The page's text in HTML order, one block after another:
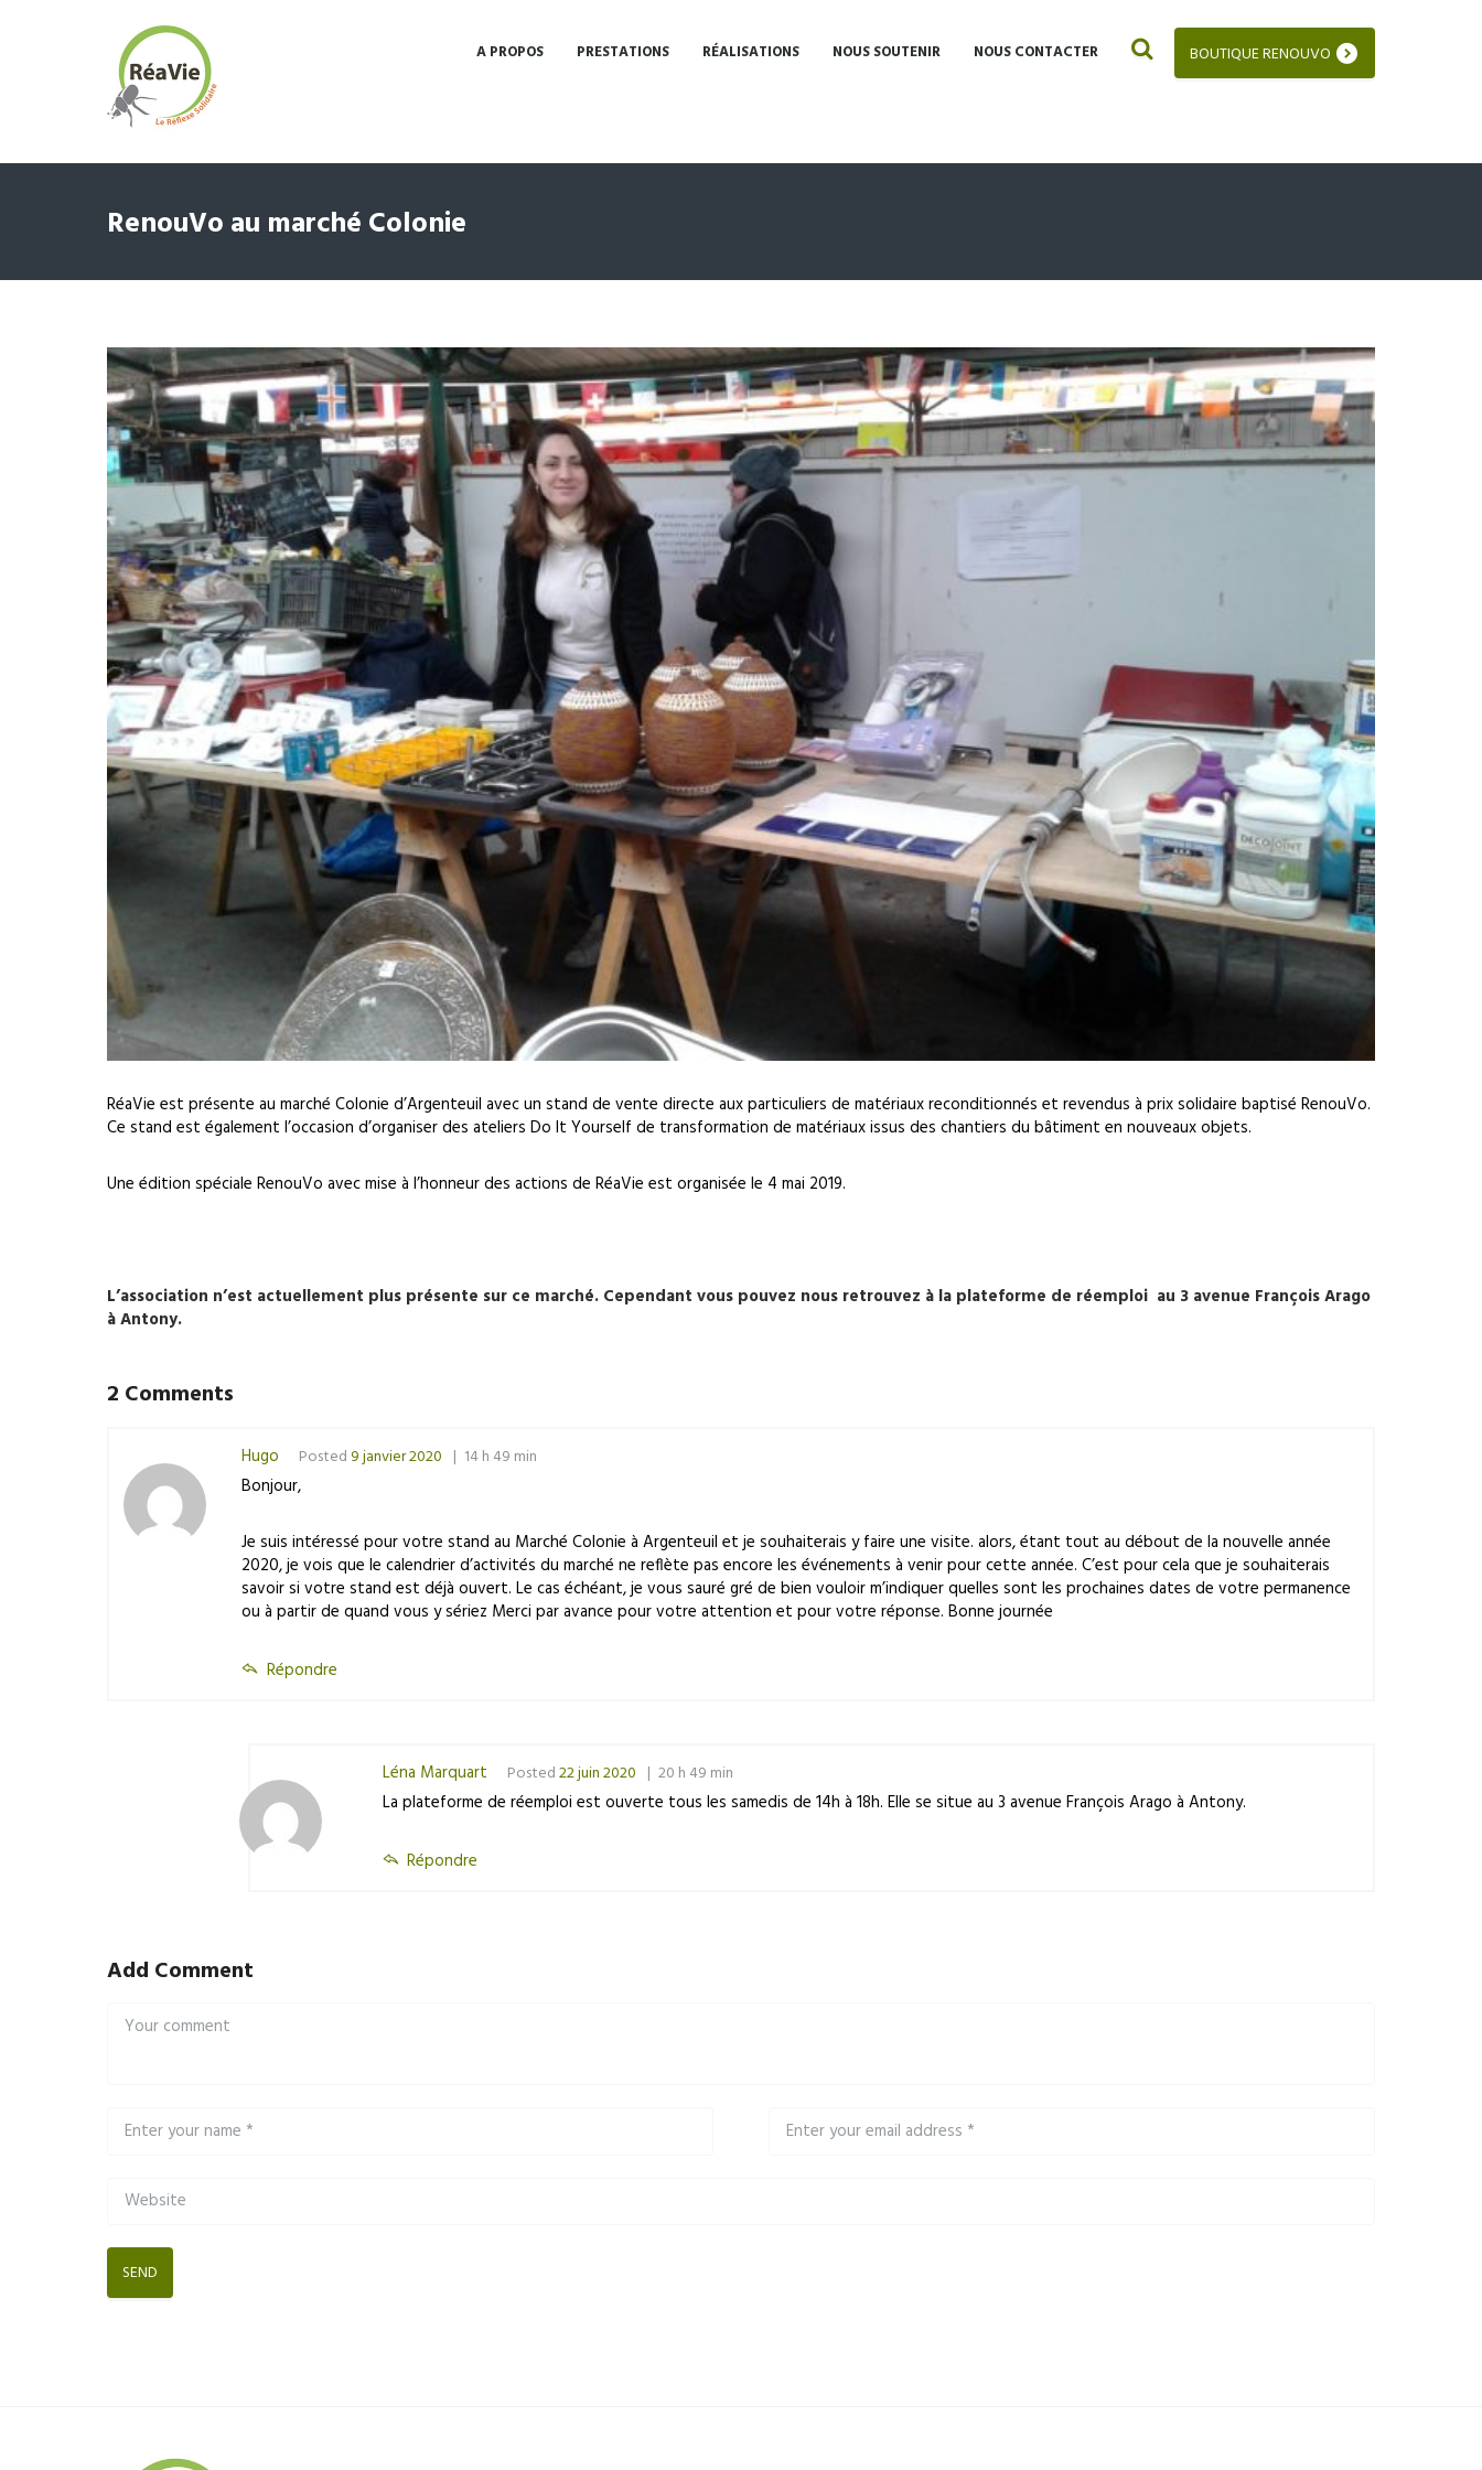
BOUTIQUE RENOUVO
A PROPOS PRESTATIONS RÉALISATIONS NOUS SOUTENIR NOUS CONTACTER
RenouVo au marché Colonie
RéaVie est présente au marché Colonie d’Argenteuil avec un stand de vente directe aux particuliers de matériaux reconditionnés et revendus à prix solidaire baptisé RenouVo.
Ce stand est également l’occasion d’organiser des ateliers Do It Yourself de transformation de matériaux issus des chantiers du bâtiment en nouveaux objets.
Une édition spéciale RenouVo avec mise à l’honneur des actions de RéaVie est organisée le 4 mai 2019.
L’association n’est actuellement plus présente sur ce marché. Cependant vous pouvez nous retrouvez à la plateforme de réemploi au 3 avenue François Arago
à Antony.
2 Comments
Hugo Posted 9 janvier 2020 14 h 49 min
Bonjour,
Je suis intéressé pour votre stand au Marché Colonie à Argenteuil et je souhaiterais y faire une visite. alors, étant tout au débout de la nouvelle année
2020, je vois que le calendrier d’activités du marché ne reflète pas encore les événements à venir pour cette année. C’est pour cela que je souhaiterais
savoir si votre stand est déjà ouvert. Le cas échéant, je vous sauré gré de bien vouloir m’indiquer quelles sont les prochaines dates de votre permanence
ou à partir de quand vous y sériez Merci par avance pour votre attention et pour votre réponse. Bonne journée
Répondre
Léna Marquart Posted22 juin 2020 20 h 49 min
La plateforme de réemploi est ouverte tous les samedis de 14h à 18h. Elle se situe au 3 avenue François Arago à Antony.
Répondre
Add Comment